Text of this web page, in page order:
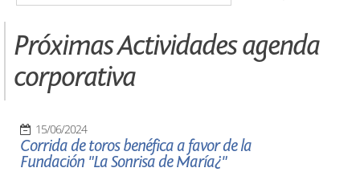
Próximas Actividades agenda
corporativa
15/06/2024
Corrida de toros benéfica a favor de la
Fundación "La Sonrisa de María¿"